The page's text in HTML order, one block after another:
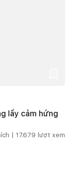
lấy cảm hứng
| 17.679 lượt xem